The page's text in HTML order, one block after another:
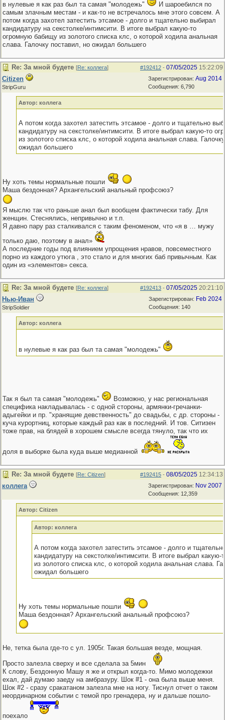
в нулевые я как раз был та самая "молодежь"
И шароебился по
самым злачным местам - и как-то не встречалось мне этого совсем. А
потом когда захотел затестить этсамое - долго и тщательно выбирал
кандидатуру на секстолке/интимсити. В итоге выбрал какую-то
огромную бабищу из золотого списка клс, о которой ходила анальная
слава. Галочку поставил, но ожидал большего
#192412 - 07/05/2025 15:22:09
Re: За мной будете [Re: коллега]
Зарегистрирован: Aug 2014
Сообщения: 6,790
Citizen
StripGuru
Автор: коллега
А потом когда захотел затестить этсамое - долго и тщательно
кандидатуру на секстолке/интимсити. В итоге выбрал какую-то
из золотого списка клс, о которой ходила анальная слава.
ожидал большего
Ну хоть темы нормальные пошли
Маша бездонная? Архангельский анальный профсоюз?
Я мыслю так что раньше анал был вообщем фактически табу. Для
женщин. Стеснялись, непривычно и т.п.
Я давно пару раз сталкивался с таким феноменом, что «я в … мужу
только даю, поэтому в анал»
А последние годы под влиянием упрощения нравов, повсеместного
порно из каждого утюга , это стало и для многих баб привычным. Как
один из «элементов» секса.
#192413 - 07/05/2025 20:21:10
Re: За мной будете [Re: коллега]
Зарегистрирован: Feb 2024
Сообщения: 140
Нью-Иван
StripSoldier
Автор: коллега
в нулевые я как раз был та самая "молодежь"
Так я был та самая "молодежь"
Возможно, у нас региональная
специфика накладывалась - с одной стороны, армянки-гречанки-
адыгейки и пр. "хранящие девственность" до свадьбы, с др. стороны -
куча курортниц, которые каждый раз как в последний. И тов. Ситизен
тоже прав, на блядей в хорошем смысле всегда тянуло, так что их
доля в выборке была куда выше медианной
#192415 - 08/05/2025 12:34:13
Re: За мной будете [Re: Citizen]
Зарегистрирован: Nov 2007
Сообщения: 12,359
коллега
Автор: Citizen
Автор: коллега
А потом когда захотел затестить этсамое - долго и
кандидатуру на секстолке/интимсити. В итоге выбрал
из золотого списка клс, о которой ходила анальная слава.
ожидал большего
Ну хоть темы нормальные пошли
Маша бездонная? Архангельский анальный профсоюз?
Не, тетка была где-то с ул. 1905г. Такая большая везде, мощная.
Просто залезла сверху и все сделала за 5мин
К слову, Бездонную Машу я же и открыл когда-то. Мимо молодежки
ехал, дай думаю заеду на амбразуру. Шок #1 - она была выше меня.
Шок #2 - сразу сракатаном залезла мне на ногу. Тиснул отчет о таком
неординарном событии с темой про гренадера, ну и дальше пошло-
поехало